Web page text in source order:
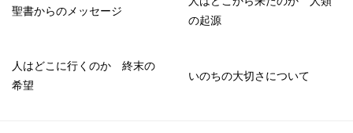
聖書からのメッセージ
の起源
人はどこに行くのか 終末の
希望
いのちの大切さについて